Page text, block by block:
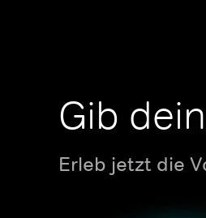
Gib
Erleb jetzt die